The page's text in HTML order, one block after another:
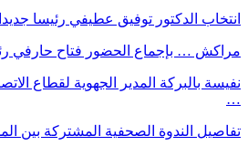
انتخاب الدكتور توفيق عطيفي رئيسا
مراكش … بإجماع الحضور فتاح حارفي
نفيسة بالبركة المدير الجهوية لقطاع
…
تفاصيل الندوة الصحفية المشتركة بين